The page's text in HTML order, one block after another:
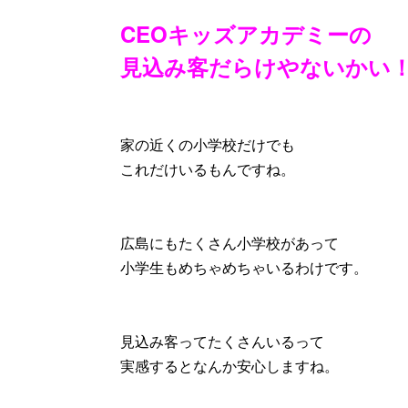
CEOキッズアカデミーの
見込み客だらけやないかい
家の近くの小学校だけでも
これだけいるもんですね。
広島にもたくさん小学校があって
小学生もめちゃめちゃいるわけです。
見込み客ってたくさんいるって
実感するとなんか安心しますね。